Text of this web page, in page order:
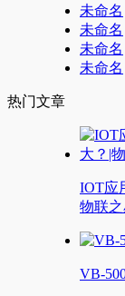
未命名
未命名
未命名
未命名
热门文章
IOT应
物联之
VB-